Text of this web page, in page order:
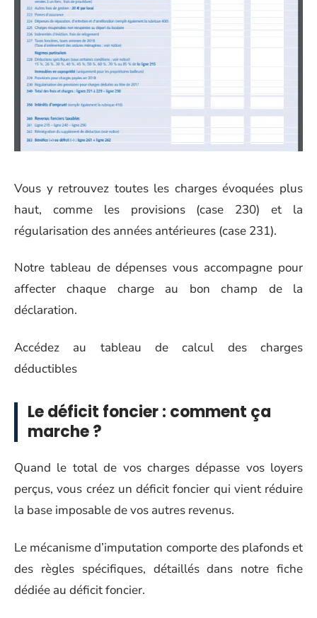
Vous y retrouvez toutes les charges évoquées plus
haut, comme les provisions (case 230) et la
régularisation des années antérieures (case 231).
Notre tableau de dépenses vous accompagne pour
affecter chaque charge au bon champ de la
déclaration.
Accédez au tableau de calcul des charges
déductibles
Le déficit foncier : comment ça
marche ?
Quand le total de vos charges dépasse vos loyers
perçus, vous créez un déficit foncier qui vient réduire
la base imposable de vos autres revenus.
Le mécanisme d’imputation comporte des plafonds et
des règles spécifiques, détaillés dans notre fiche
dédiée au déficit foncier.